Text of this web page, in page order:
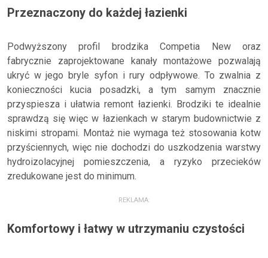
Przeznaczony do każdej łazienki
Podwyższony profil brodzika Competia New oraz
fabrycznie zaprojektowane kanały montażowe pozwalają
ukryć w jego bryle syfon i rury odpływowe. To zwalnia z
konieczności kucia posadzki, a tym samym znacznie
przyspiesza i ułatwia remont łazienki. Brodziki te idealnie
sprawdzą się więc w łazienkach w starym budownictwie z
niskimi stropami. Montaż nie wymaga też stosowania kotw
przyściennych, więc nie dochodzi do uszkodzenia warstwy
hydroizolacyjnej pomieszczenia, a ryzyko przecieków
zredukowane jest do minimum.
REKLAMA:
Komfortowy i łatwy w utrzymaniu czystości